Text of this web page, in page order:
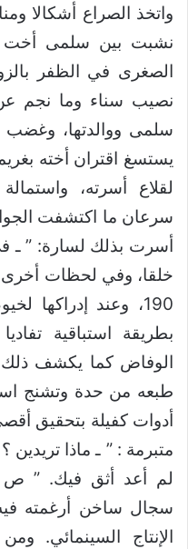
واتخذ الصراع أشكالا
نشبت بين سلمى أخت
الصغرى في الظفر
نصيب سناء وما نجم
سلمى ووالدتها،
يستسغ اقتران أخته
لقلاع أسرته،
سرعان ما اكتشفت
أسرت بذلك لسارة: ” ـ
خلقا، وفي لحظات
190، وعند إدراكها
بطريقة استباقية
الوفاض كما يكشف ذلك
طبعه من حدة وتشنج
أدوات كفيلة بتحقيق
متبرمة : ” ـ ماذا
سجال ساخن أرغمته
الإنتاج السينمائي.